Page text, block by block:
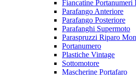
Fiancatine Portanumeri
Parafango Anteriore
Parafango Posteriore
Parafanghi Supermoto
Paraspruzzi Riparo
Portanumero
Plastiche Vintage
Sottomotore
Mascherine Portafaro